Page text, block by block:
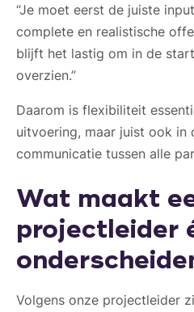
“Je moet eerst de juiste
complete en realistische
blijft het lastig om in de
overzien.”
Daarom is flexibiliteit
uitvoering, maar juist ook in
communicatie tussen alle
Wat maakt
projectleider
Volgens onze projectleider